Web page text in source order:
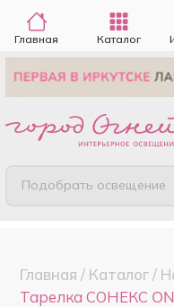
Главная Каталог
Подобрать освещение
Главная / Каталог/
Тарелка СОНЕКС